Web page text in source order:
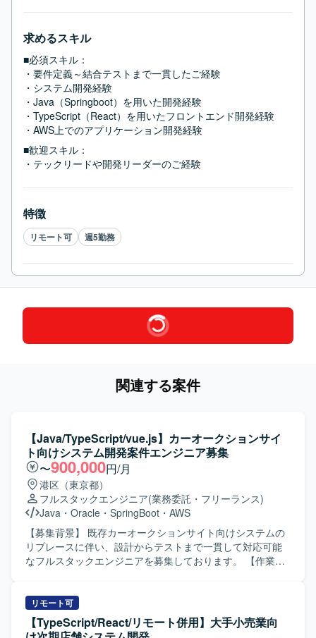
求めるスキル
■必須スキル：
・要件定義～結合テストまで一貫したご経験
・システム開発経験
・Java（Springboot）を用いた開発経験
・TypeScript（React）を用いたフロントエンド開発経験
・AWS上でのアプリケーション開発経験
■歓迎スキル：
・テックリードや開発リーダーのご経験
特徴
リモート可 週5勤務
関連する案件
【Java/TypeScript/vue.js】カーオークションサイ
ト向けシステム開発案件エンジニア募集
〜900,000円/月
港区（東京都）
フルスタックエンジニア(業務委託・フリーランス)
Java ・ Oracle ・ SpringBoot ・ AWS
【募集背景】 既存カーオークションサイト向けシステムの
リプレースに伴い、設計からテストまで一貫して対応可能
なフルスタックエンジニアを募集しております。 【作業内
ストまでを一貫してご担当いただきます。バックエンド
（Java/Springboot）およびフロントエンド
（TypeScript/vue.js）の双方を担当し、関連するDBやイン
リモート可
【TypeScript/React/リモート併用】大手小売業向